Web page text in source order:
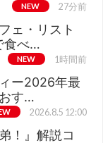
NEW 27分前
ェ・リスト
食べ…
NEW 1時間前
ー2026年最
す…
2026.8.5 12:00
！』解説コ